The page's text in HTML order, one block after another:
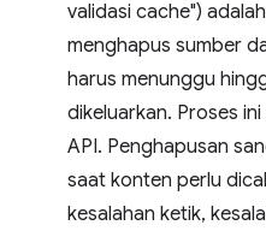
validasi cache")
menghapus sumber
harus menunggu
dikeluarkan. Proses
API. Penghapusan
saat konten perlu
kesalahan ketik,